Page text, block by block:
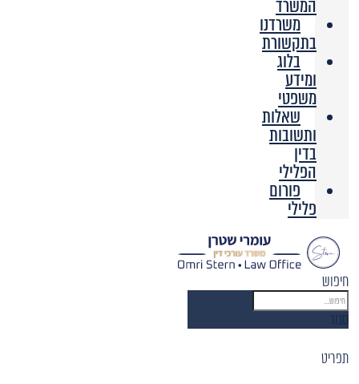
המשרד
משרדנו
בתקשורת
בלוג
ומידע
משפטי
שאלות
ותשובות
בדין
הפלילי
פורום
פלילי
חיפוש
תפריט